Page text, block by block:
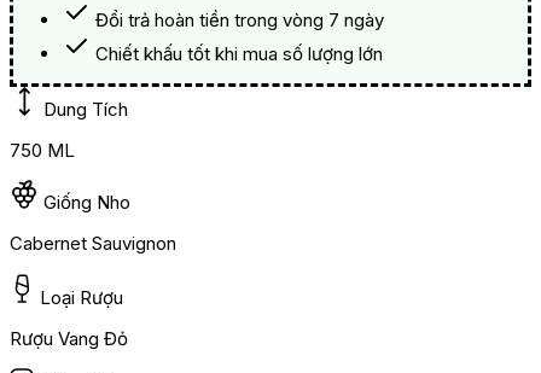
Đổi trả hoàn tiền trong vòng 7 ngày
Chiết khấu tốt khi mua số lượng lớn
Dung Tích
750 ML
Giống Nho
Cabernet Sauvignon
Loại Rượu
Rượu Vang Đỏ